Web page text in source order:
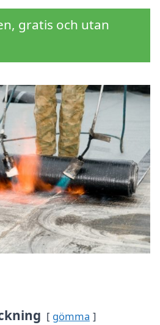
gratis och utan
gömma